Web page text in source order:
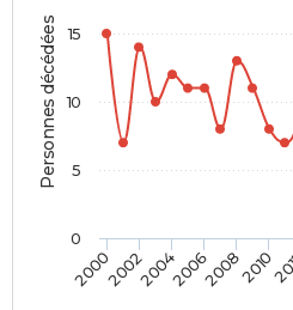
Personnes décédées
200020022004200620082010
0
5
10
15